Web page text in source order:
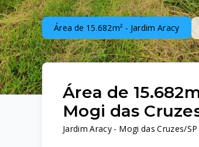
Área de 15.682m² - Jardim Aracy
Área de
Mogi das
Jardim Aracy - Mogi das Cruzes/SP